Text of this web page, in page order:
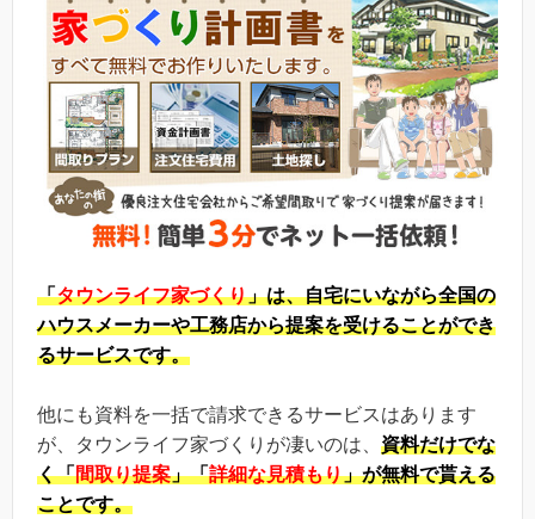
「タウンライフ家づくり」は、自宅にいながら全国の
ハウスメーカーや工務店から提案を受けることができ
るサービスです。
他にも資料を一括で請求できるサービスはあります
が、タウンライフ家づくりが凄いのは、 資料だけでな
く「間取り提案」「詳細な見積もり」が無料で貰える
ことです。